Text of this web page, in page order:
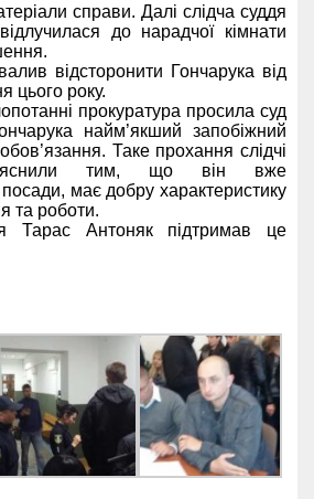
справи. Далі слідча суддя
до нарадчої кімнати
відсторонити Гончарука від
цього року.
прокуратура просила суд
найм’якший запобіжний
Таке прохання слідчі
тим, що він вже
посади, має добру характеристику
та роботи.
Тарас Антоняк підтримав це